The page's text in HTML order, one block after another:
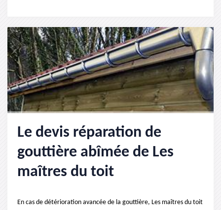
Le devis réparation de
gouttière abîmée de Les
maîtres du toit
En cas de détérioration avancée de la gouttière, Les maîtres du toit